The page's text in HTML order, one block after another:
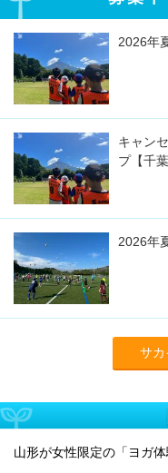
2026年
キャン
プ【千
2026年
サカ
山形が女性限定の「ヨガ